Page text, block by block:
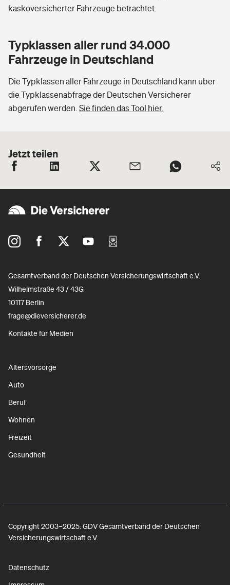
kaskoversicherter Fahrzeuge betrachtet.
Typklassen aller rund 34.000
Fahrzeuge in Deutschland
Die Typklassen aller Fahrzeuge in Deutschland kann über
die Typklassenabfrage der Deutschen Versicherer
abgerufen werden. Sie finden das Tool hier.
Jetzt teilen
Gesamtverband der Deutschen Versicherungswirtschaft e.V.
Wilhelmstraße 43 / 43G
10117 Berlin
frage@dieversicherer.de
Kontakte für Medien
Altersvorsorge
Auto
Beruf
Wohnen
Freizeit
Gesundheit
Copyright 2003–2025: GDV Gesamtverband der Deutschen
Versicherungswirtschaft e.V.
Datenschutz